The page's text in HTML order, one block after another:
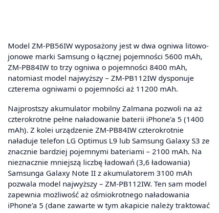
Model ZM-PB56IW wyposażony jest w dwa ogniwa litowo-
jonowe marki Samsung o łącznej pojemności 5600 mAh,
ZM-PB84IW to trzy ogniwa o pojemności 8400 mAh,
natomiast model najwyższy – ZM-PB112IW dysponuje
czterema ogniwami o pojemności aż 11200 mAh.
Najprostszy akumulator mobilny Zalmana pozwoli na aż
czterokrotne pełne naładowanie baterii iPhone’a 5 (1400
mAh). Z kolei urządzenie ZM-PB84IW czterokrotnie
naładuje telefon LG Optimus L9 lub Samsung Galaxy S3 ze
znacznie bardziej pojemnymi bateriami – 2100 mAh. Na
nieznacznie mniejszą liczbę ładowań (3,6 ładowania)
Samsunga Galaxy Note II z akumulatorem 3100 mAh
pozwala model najwyższy – ZM-PB112IW. Ten sam model
zapewnia możliwość aż ośmiokrotnego naładowania
iPhone’a 5 (dane zawarte w tym akapicie należy traktować